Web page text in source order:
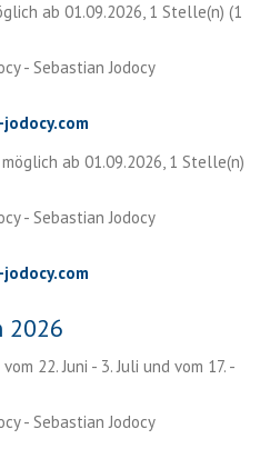
ab 01.09.2026, 1 Stelle(n) (1
- Sebastian Jodocy
ab 01.09.2026, 1 Stelle(n)
- Sebastian Jodocy
2026
22. Juni - 3. Juli und vom 17. -
- Sebastian Jodocy